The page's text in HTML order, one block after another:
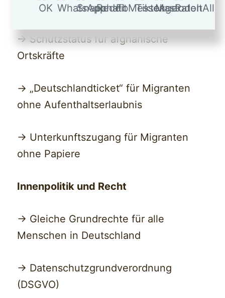
EU-Bürger
-> Schutzstatus für afghanische
Ortskräfte
-> „Deutschlandticket“ für Migranten
ohne Aufenthaltserlaubnis
-> Unterkunftszugang für Migranten
ohne Papiere
Innenpolitik und Recht
-> Gleiche Grundrechte für alle
Menschen in Deutschland
-> Datenschutzgrundverordnung
(DSGVO)